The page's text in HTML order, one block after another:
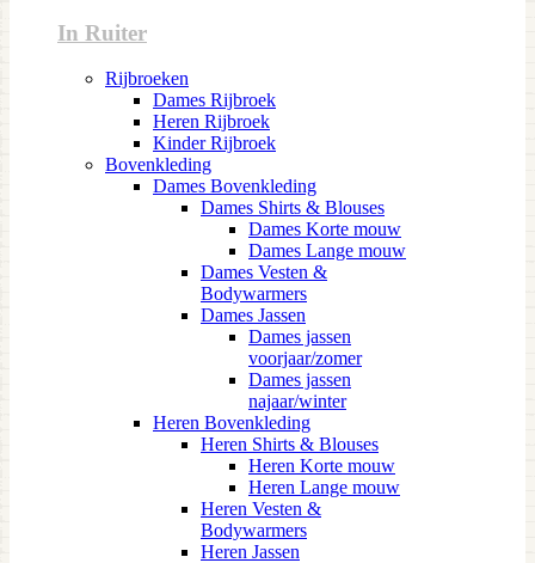
In Ruiter
Rijbroeken
Dames Rijbroek
Heren Rijbroek
Kinder Rijbroek
Bovenkleding
Dames Bovenkleding
Dames Shirts & Blouses
Dames Korte mouw
Dames Lange mouw
Dames Vesten &
Bodywarmers
Dames Jassen
Dames jassen
voorjaar/zomer
Dames jassen
najaar/winter
Heren Bovenkleding
Heren Shirts & Blouses
Heren Korte mouw
Heren Lange mouw
Heren Vesten &
Bodywarmers
Heren Jassen